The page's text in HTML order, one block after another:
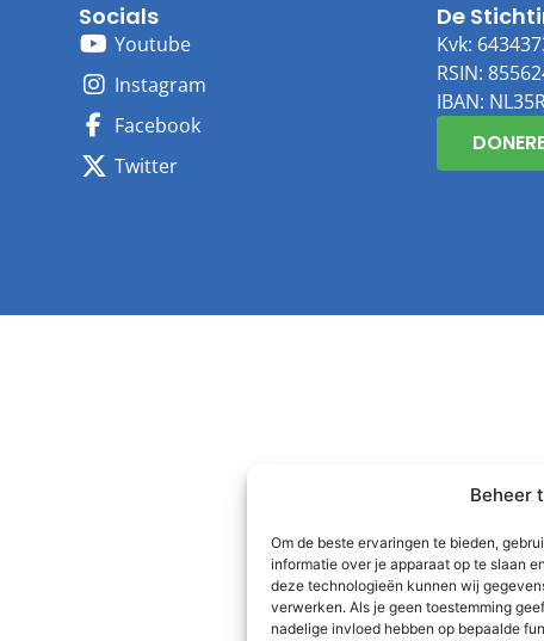
Beheer
Om de beste ervaringen te bieden,
informatie over je apparaat op te slaan
deze technologieën kunnen wij
verwerken. Als je geen toestemming
nadelige invloed hebben op bepaalde
Socials
Youtube
Instagram
Facebook
Twitter
De
Kvk:
RSIN:
IBAN: